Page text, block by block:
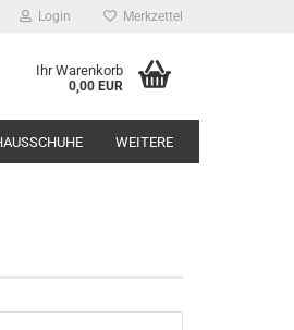
Login Merkzettel
Ihr Warenkorb
0,00 EUR
WEITERE